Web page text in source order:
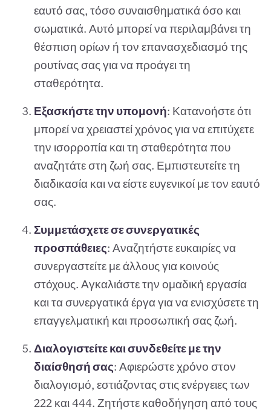
εαυτό σας, τόσο συναισθηματικά όσο και
σωματικά. Αυτό μπορεί να περιλαμβάνει τη
θέσπιση ορίων ή τον επανασχεδιασμό της
ρουτίνας σας για να προάγει τη
σταθερότητα.
Εξασκήστε την υπομονή: Κατανοήστε ότι
μπορεί να χρειαστεί χρόνος για να επιτύχετε
την ισορροπία και τη σταθερότητα που
αναζητάτε στη ζωή σας. Εμπιστευτείτε τη
διαδικασία και να είστε ευγενικοί με τον εαυτό
σας.
Συμμετάσχετε σε συνεργατικές
προσπάθειες: Αναζητήστε ευκαιρίες να
συνεργαστείτε με άλλους για κοινούς
στόχους. Αγκαλιάστε την ομαδική εργασία
και τα συνεργατικά έργα για να ενισχύσετε τη
επαγγελματική και προσωπική σας ζωή.
Διαλογιστείτε και συνδεθείτε με την
διαίσθησή σας: Αφιερώστε χρόνο στον
διαλογισμό, εστιάζοντας στις ενέργειες των
222 και 444. Ζητήστε καθοδήγηση από τους